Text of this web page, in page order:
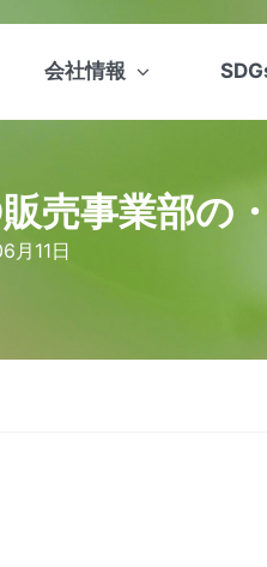
会社情報
売事業部の
月11日